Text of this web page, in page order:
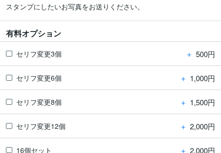
スタンプにしたいお写真をお送りください。
有料オプション
セリフ変更3個 ＋ 500円
セリフ変更6個 ＋ 1,000円
セリフ変更8個 ＋ 1,500円
セリフ変更12個 ＋ 2,000円
16個セット ＋ 2,000円